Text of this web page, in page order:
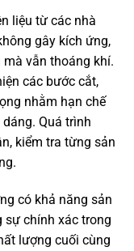
liệu từ các nhà
gây kích ứng,
vẫn thoáng khí.
các bước cắt,
nhằm hạn chế
Quá trình
kiểm tra từng sản
có khả năng sản
chính xác trong
lượng cuối cùng